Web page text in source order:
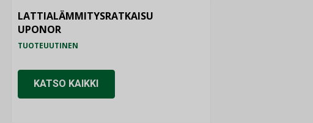
LATTIALÄMMITYSRATKAISU
UPONOR
TUOTEUUTINEN
KATSO KAIKKI